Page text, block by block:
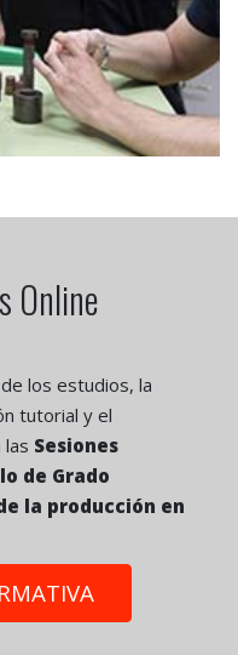
Online
los estudios, la
tutorial y el
las Sesiones
de Grado
la producción en